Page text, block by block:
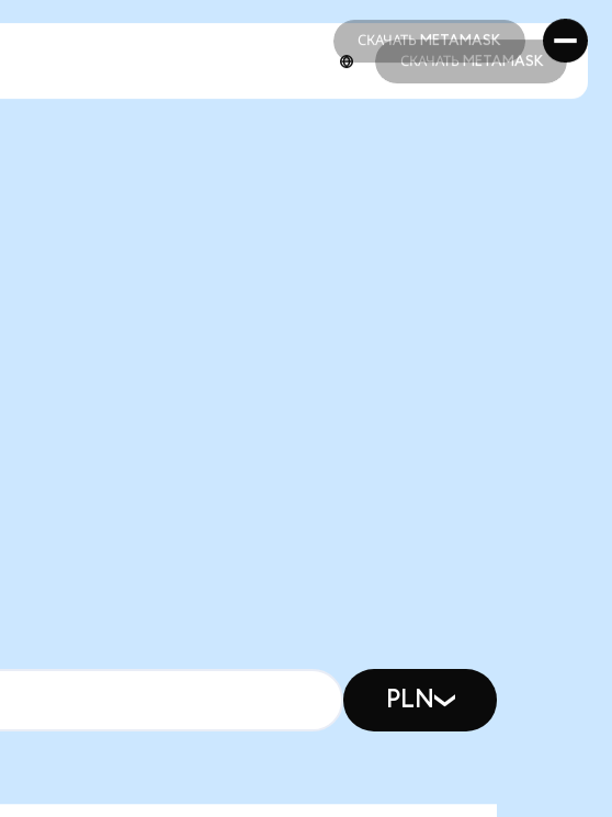
СКАЧАТЬ METAMASK
СКАЧАТЬ METAMASK
СКАЧАТЬ METAMASK
PLN